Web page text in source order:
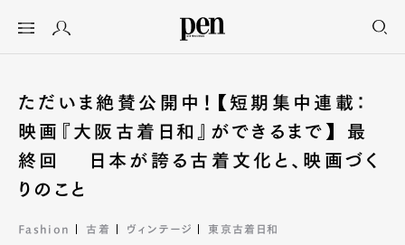
ただいま絶賛公開中！【短期集中連載：
映画『大阪古着日和』ができるまで】 最
終回 日本が誇る古着文化と、映画づく
りのこと
Fashion 古着 ヴィンテージ 東京古着日和